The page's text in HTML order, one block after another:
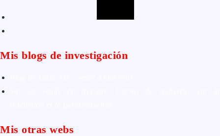
Mis blogs de investigación
Mis otras webs